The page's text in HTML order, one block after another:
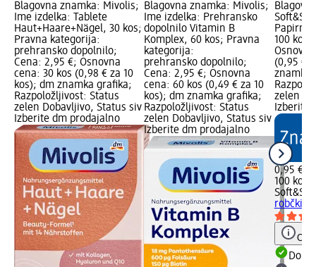
Blagovna znamka: Mivolis;
Ime izdelka: Tablete
Haut+Haare+Nägel, 30 kos;
Pravna kategorija:
prehransko dopolnilo;
Cena: 2,95 €; Osnovna
cena: 30 kos (0,98 € za 10
kos); dm znamka grafika;
Razpoložljivost: Status
zelen Dobavljivo, Status siv
Izberite dm prodajalno
Blagovna znamka: Mivolis;
Ime izdelka: Prehransko
dopolnilo Vitamin B
Komplex, 60 kos; Pravna
kategorija:
prehransko dopolnilo;
Cena: 2,95 €; Osnovna
cena: 60 kos (0,49 € za 10
kos); dm znamka grafika;
Razpoložljivost: Status
zelen Dobavljivo, Status siv
Izberite dm prodajalno
100 kos;
(0,95 €
znamka
zelen
Izberite
0,95 €
100 kos
robčki,